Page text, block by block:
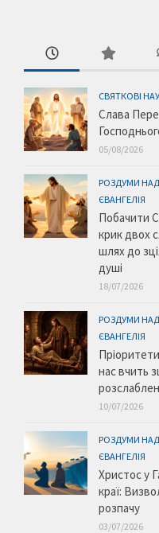
СВЯТКОВІ
Слава
05/08/2026
РОЗДУМИ
ЄВАНГЕЛІЯ
Побачити
крик двох
шлях до
душі
18/07/2026
РОЗДУМИ
ЄВАНГЕЛІЯ
нас вчить
10/07/2026
РОЗДУМИ
ЄВАНГЕЛІЯ
Христос у
краї:
розпачу
03/07/2026